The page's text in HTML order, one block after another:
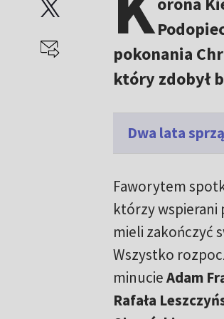
pokonania
który zdobył
Dwa lata
Faworytem
którzy wspierani
mieli zakończyć
Wszystko
minucieAdam
Rafała